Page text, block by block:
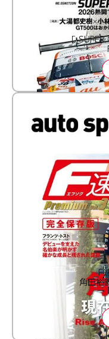
［
F
角田裕